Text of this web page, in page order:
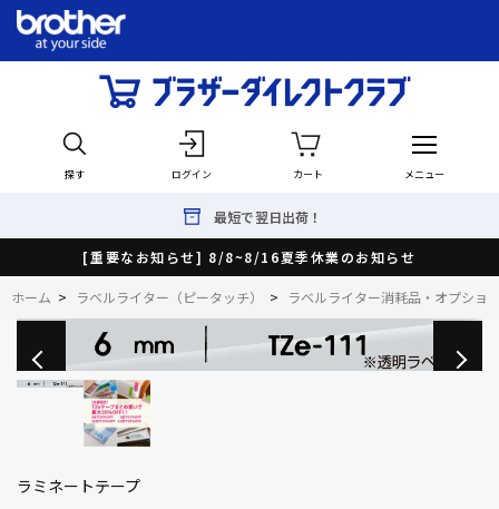
探す ログイン カート メニュー
最短で翌日出荷！
[重要なお知らせ] 8/8~8/16夏季休業のお知らせ
ホーム > ラベルライター（ピータッチ） > ラベルライター消耗品・オプショ
ラミネートテープ